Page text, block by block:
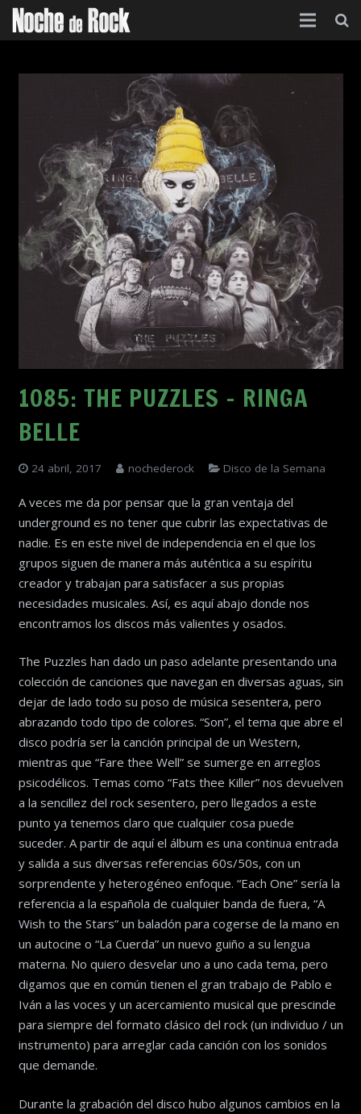
Contacto
Acerca de
1085: THE PUZZLES – RINGA
BELLE
24 abril, 2017 nochederock Disco de la Semana
A veces me da por pensar que la gran ventaja del
underground es no tener que cubrir las expectativas de
nadie. Es en este nivel de independencia en el que los
grupos siguen de manera más auténtica a su espíritu
creador y trabajan para satisfacer a sus propias
necesidades musicales. Así, es aquí abajo donde nos
encontramos los discos más valientes y osados.
The Puzzles han dado un paso adelante presentando una
colección de canciones que navegan en diversas aguas, sin
dejar de lado todo su poso de música sesentera, pero
abrazando todo tipo de colores. “Son”, el tema que abre el
disco podría ser la canción principal de un Western,
mientras que “Fare thee Well” se sumerge en arreglos
psicodélicos. Temas como “Fats thee Killer” nos devuelven
a la sencillez del rock sesentero, pero llegados a este
punto ya tenemos claro que cualquier cosa puede
suceder. A partir de aquí el álbum es una continua entrada
y salida a sus diversas referencias 60s/50s, con un
sorprendente y heterogéneo enfoque. “Each One” sería la
referencia a la española de cualquier banda de fuera, “A
Wish to the Stars” un baladón para cogerse de la mano en
un autocine o “La Cuerda” un nuevo guiño a su lengua
materna. No quiero desvelar uno a uno cada tema, pero
digamos que en común tienen el gran trabajo de Pablo e
Iván a las voces y un acercamiento musical que prescinde
para siempre del formato clásico del rock (un individuo / un
instrumento) para arreglar cada canción con los sonidos
que demande.
Durante la grabación del disco hubo algunos cambios en la